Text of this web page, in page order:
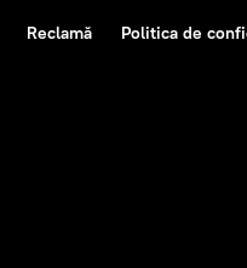
Reclamă Politica de